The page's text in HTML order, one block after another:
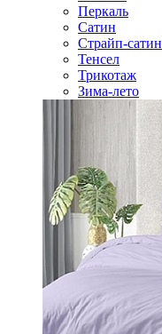
Перкаль
Сатин
Страйп-сатин
Тенсел
Трикотаж
Зима-лето